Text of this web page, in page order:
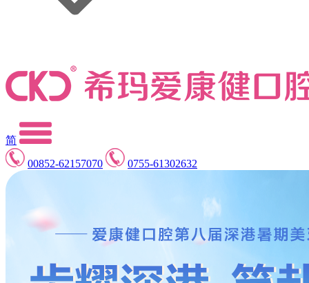
简
00852-62157070
0755-61302632